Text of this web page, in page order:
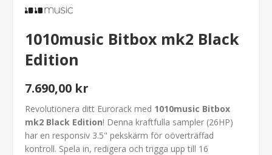
1010music Bitbox mk2 Black
Edition
7.690,00 kr
Revolutionera ditt Eurorack med 1010music Bitbox
mk2 Black Edition! Denna kraftfulla sampler (26HP)
har en responsiv 3.5" pekskärm för oöverträffad
kontroll. Spela in, redigera och trigga upp till 16